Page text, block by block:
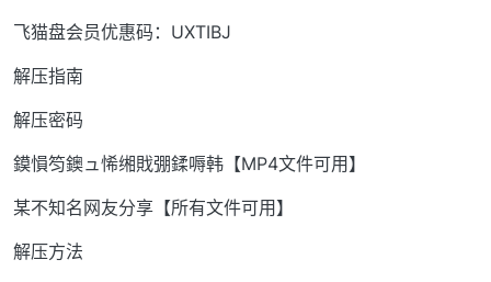
飞猫盘会员优惠码：UXTIBJ
解压指南
解压密码
鏌愪笉鐭ュ悕缃戝弸鍒嗕韩【MP4文件可用】
某不知名网友分享【所有文件可用】
解压方法